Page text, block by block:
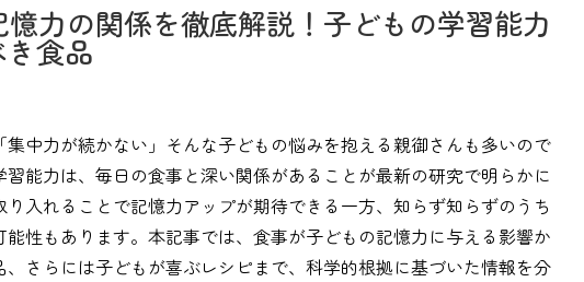
憶力の関係を徹底解説！子どもの学習能力
食品
集中力が続かない」そんな子どもの悩みを抱える親御さんも多いので
能力は、毎日の食事と深い関係があることが最新の研究で明らかに
入れることで記憶力アップが期待できる一方、知らず知らずのうち
性もあります。本記事では、食事が子どもの記憶力に与える影響か
さらには子どもが喜ぶレシピまで、科学的根拠に基づいた情報を分